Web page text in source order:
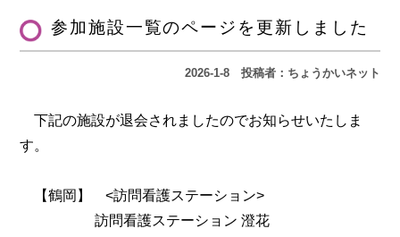
参加施設一覧のページを更新しました
2026-1-8投稿者：ちょうかいネット
下記の施設が退会されましたのでお知らせいたしま
す。
【鶴岡】 <訪問看護ステーション>
訪問看護ステーション 澄花